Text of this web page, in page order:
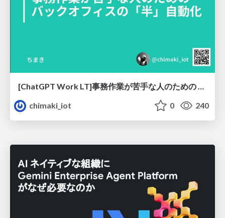
[ChatGPT Work LT]事務作業が苦手な人のための バックオフィスの「半」自動化
chimaki_iot
0 240